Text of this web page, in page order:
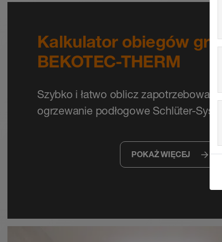
Kalkulator obiegów
BEKOTEC-THERM
Szybko i łatwo oblicz
ogrzewanie podłogowe Schlüter-
POKAŻ WIĘCEJ